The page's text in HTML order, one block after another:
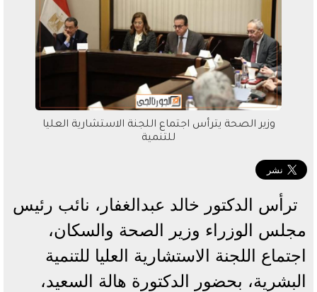
وزير الصحة يترأس اجتماع اللجنة الاستشارية العليا
للتنمية
ترأس الدكتور خالد عبدالغفار، نائب رئيس
مجلس الوزراء وزير الصحة والسكان،
اجتماع اللجنة الاستشارية العليا للتنمية
البشرية، بحضور الدكتورة هالة السعيد،